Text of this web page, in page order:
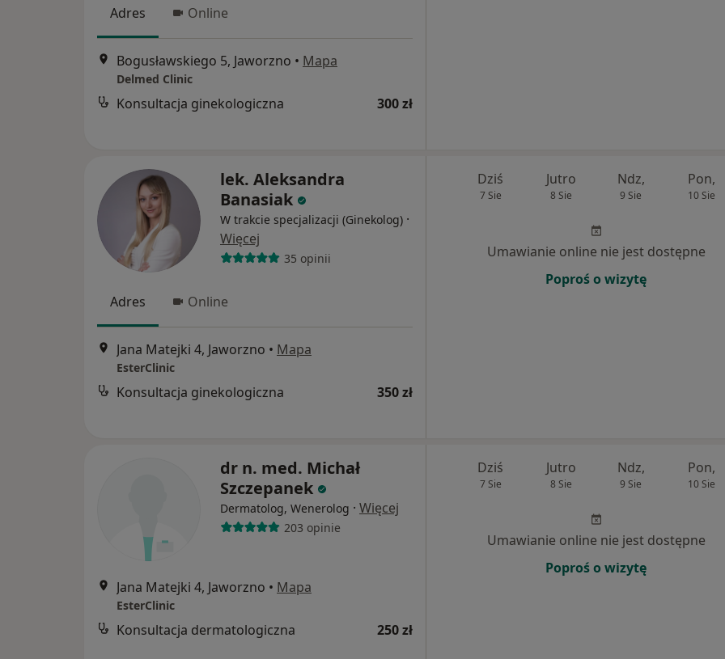
Adres Online
Bogusławskiego 5, Jaworzno • Mapa
Delmed Clinic
Konsultacja ginekologiczna 300 zł
lek. Aleksandra
Banasiak
W trakcie specjalizacji (Ginekolog) ·
Więcej
35 opinii
Adres Online
Jana Matejki 4, Jaworzno • Mapa
EsterClinic
Konsultacja ginekologiczna 350 zł
Dziś
7 Sie
Jutro
8 Sie
Ndz,
9 Sie
Pon,
10 Sie
Umawianie online nie jest dostępne
Poproś o wizytę
dr n. med. Michał
Szczepanek
Dermatolog, Wenerolog · Więcej
203 opinie
Jana Matejki 4, Jaworzno • Mapa
EsterClinic
Konsultacja dermatologiczna 250 zł
Dziś
7 Sie
Jutro
8 Sie
Ndz,
9 Sie
Pon,
10 Sie
Umawianie online nie jest dostępne
Poproś o wizytę